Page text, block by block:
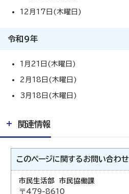
12月17日(木曜日)
令和9年
1月21日(木曜日)
2月18日(木曜日)
3月18日(木曜日)
関連情報
このページに関する お問い合わせ
市民生活部 市民協働課
〒479-8610